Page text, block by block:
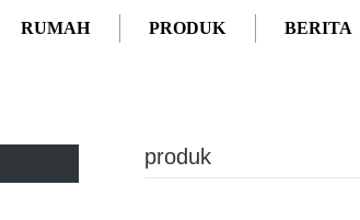
RUMAH PRODUK BERITA
produk